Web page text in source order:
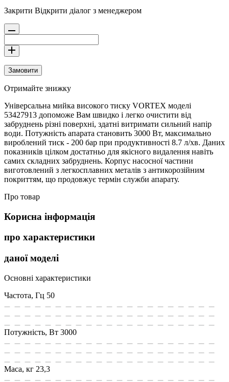
Закрити Відкрити діалог з менеджером
Замовити
Отримайте знижку
Універсальна мийка високого тиску VORTEX моделі
53427913 допоможе Вам швидко і легко очистити від
забруднень різні поверхні, здатні витримати сильний напір
води. Потужність апарата становить 3000 Вт, максимально
вироблений тиск - 200 бар при продуктивності 8.7 л/хв. Даних
показників цілком достатньо для якісного видалення навіть
самих складних забруднень. Корпус насосної частини
виготовлений з легкосплавних металів з антикорозійним
покриттям, що продовжує термін служби апарату.
Про товар
Корисна інформація
про характеристики
даної моделі
Основні характеристики
Частота, Гц 50
Потужність, Вт 3000
Маса, кг 23,3